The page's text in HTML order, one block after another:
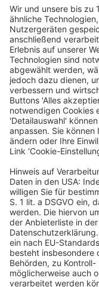
stellte die
EuGH stellte fest,
die durch eine
Wettbewerbsrecht
Recht verleiht,
Schadens zu
könne entweder
werden, der der
einem Dritten, an
Das Unionsrecht
für die
durch eine
Wettbewerbsrecht
sei es Aufgabe der
Modalitäten zu
Fall habe das
eine Auslegung
Geltendmachung
Schäden über ein
dem Erfordernis
dem Ergebnis
keinen anderen